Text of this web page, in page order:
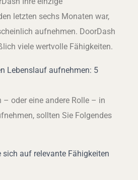
letzten sechs Monaten war,
aufnehmen. DoorDash
viele wertvolle Fähigkeiten.
Lebenslauf aufnehmen: 5
– oder eine andere Rolle – in
sollten Sie Folgendes
sich auf relevante Fähigkeiten